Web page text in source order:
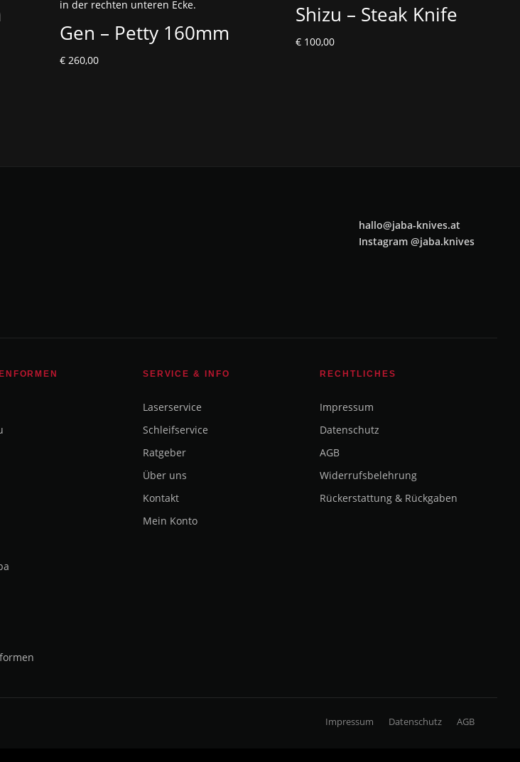
Gen – Petty 160mm
€ 260,00
Shizu – Steak Knife
€ 100,00
hallo@jaba-knives.at
Instagram @jaba.knives
SERVICE & INFO
Laserservice
Schleifservice
Ratgeber
Über uns
Kontakt
Mein Konto
RECHTLICHES
Impressum
Datenschutz
AGB
Widerrufsbelehrung
Rückerstattung & Rückgaben
Impressum Datenschutz AGB